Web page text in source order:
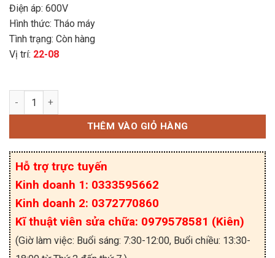
Điện áp: 600V
Hình thức: Tháo máy
Tình trạng: Còn hàng
Vị trí: 22-08
IXFN44N60 MOSFET công suất kênh N 44A 600V
THÊM VÀO GIỎ HÀNG
Hỗ trợ trực tuyến
Kinh doanh 1: 0333595662
Kinh doanh 2: 0372770860
Kĩ thuật viên sửa chữa: 0979578581 (Kiên)
(Giờ làm việc: Buổi sáng: 7:30-12:00, Buổi chiều: 13:30-